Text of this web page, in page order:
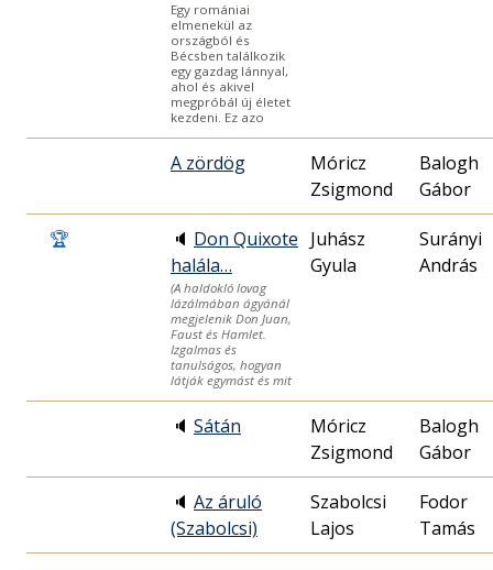
Egy romániai
elmenekül az
országból és
Bécsben találkozik
egy gazdag lánnyal,
ahol és akivel
megpróbál új életet
kezdeni. Ez azo
A zördög
Móricz
Zsigmond
Balogh
Gábor
🏆 🔈 Don Quixote
halála…
(A haldokló lovag
lázálmában ágyánál
megjelenik Don Juan,
Faust és Hamlet.
Izgalmas és
tanulságos, hogyan
látják egymást és mit
Juhász
Gyula
Surányi
András
🔈 Sátán
Móricz
Zsigmond
Balogh
Gábor
🔈 Az áruló
(Szabolcsi)
Szabolcsi
Lajos
Fodor
Tamás